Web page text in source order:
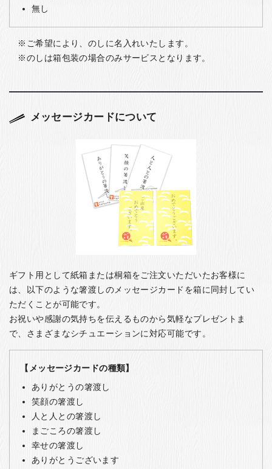
無し
ご希望により、のしに名入れいたします。
のしは箱包装の場合のみサービスとなります。
メッセージカードについて
ギフト用として紙箱または桐箱をご注文いただいたお客様に
は、以下のような箸渡しのメッセージカードを箱に同封してい
ただくことが可能です。
お祝いや感謝の気持ちを伝えるものから気軽なプレゼントま
で、さまざまなシチュエーションに対応可能です。
【メッセージカードの種類】
ありがとうの箸渡し
笑顔の箸渡し
人と人との箸渡し
まごころの箸渡し
幸せの箸渡し
ありがとうございます